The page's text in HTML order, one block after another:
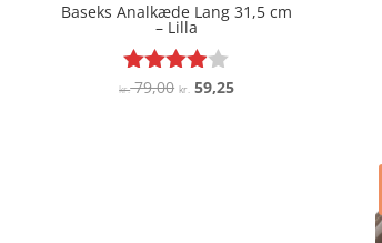
Baseks Analkæde Lang 31,5 cm
– Lilla
Vurderet
kr.79,00 Den
kr. 59,25Den